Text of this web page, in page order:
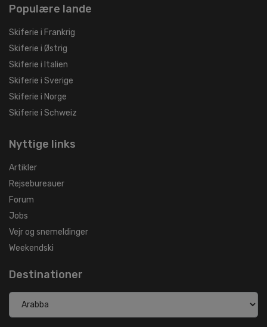
Populære lande
Skiferie i Frankrig
Skiferie i Østrig
Skiferie i Italien
Skiferie i Sverige
Skiferie i Norge
Skiferie i Schweiz
Nyttige links
Artikler
Rejsebureauer
Forum
Jobs
Vejr og snemeldinger
Weekendski
Destinationer